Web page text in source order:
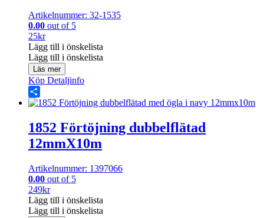
Artikelnummer: 32-1535
0.00 out of 5
25kr
Lägg till i önskelista
Lägg till i önskelista
Läs mer
Köp Detaljinfo
Share
1852 Förtöjning dubbelflätad
12mmX10m
Artikelnummer: 1397066
0.00 out of 5
249kr
Lägg till i önskelista
Lägg till i önskelista